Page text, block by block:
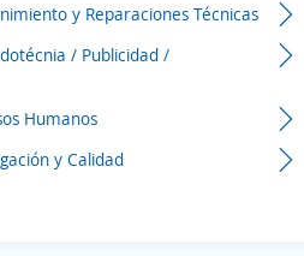
y Reparaciones Técnicas
/ Publicidad /
Humanos
y Calidad